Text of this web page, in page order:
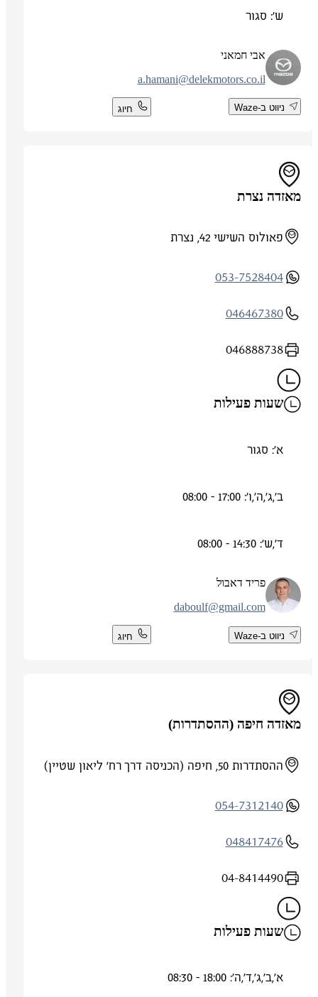
ש': סגור
אבי חמאני
a.hamani@delekmotors.co.il
ניווט ב-Waze חיוג
מאזדה נצרת
פאולוס השישי 42, נצרת
053-7528404
046467380
046888738
שעות פעילות
א': סגור
ב',ג',ה',ו': 17:00 - 08:00
ד',ש': 14:30 - 08:00
פריד דאבול
daboulf@gmail.com
ניווט ב-Waze חיוג
מאזדה חיפה (ההסתדרות)
ההסתדרות 50, חיפה (הכניסה דרך רח' ליאון שטיין)
054-7312140
048417476
04-8414490
שעות פעילות
א',ב',ג',ד',ה': 18:00 - 08:30